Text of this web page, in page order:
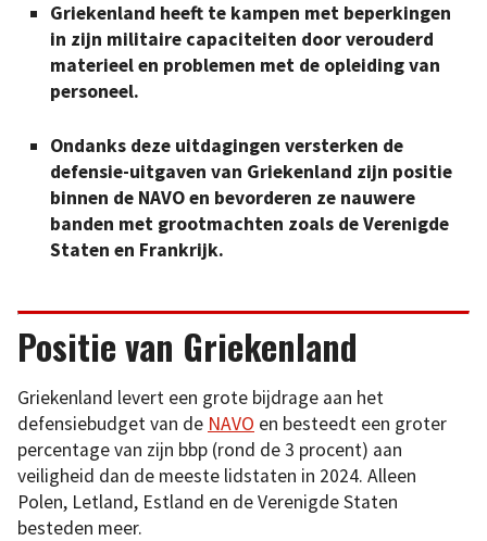
Griekenland heeft te kampen met beperkingen
in zijn militaire capaciteiten door verouderd
materieel en problemen met de opleiding van
personeel.
Ondanks deze uitdagingen versterken de
defensie-uitgaven van Griekenland zijn positie
binnen de NAVO en bevorderen ze nauwere
banden met grootmachten zoals de Verenigde
Staten en Frankrijk.
Positie van Griekenland
Griekenland levert een grote bijdrage aan het
defensiebudget van de NAVO en besteedt een groter
percentage van zijn bbp (rond de 3 procent) aan
veiligheid dan de meeste lidstaten in 2024. Alleen
Polen, Letland, Estland en de Verenigde Staten
besteden meer.